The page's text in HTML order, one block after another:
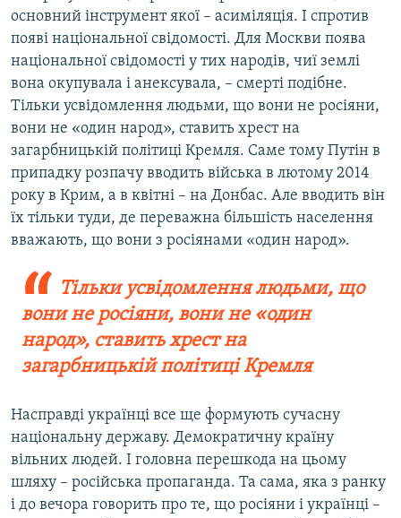
основний інструмент якої – асиміляція. І спротив
появі національної свідомості. Для Москви поява
національної свідомості у тих народів, чиї землі
вона окупувала і анексувала, – смерті подібне.
Тільки усвідомлення людьми, що вони не росіяни,
вони не «один народ», ставить хрест на
загарбницькій політиці Кремля. Саме тому Путін в
припадку розпачу вводить війська в лютому 2014
року в Крим, а в квітні – на Донбас. Але вводить він
їх тільки туди, де переважна більшість населення
вважають, що вони з росіянами «один народ».
Тільки усвідомлення людьми, що
вони не росіяни, вони не «один
народ», ставить хрест на
загарбницькій політиці Кремля
Насправді українці все ще формують сучасну
національну державу. Демократичну країну
вільних людей. І головна перешкода на цьому
шляху – російська пропаганда. Та сама, яка з ранку
і до вечора говорить про те, що росіяни і українці –